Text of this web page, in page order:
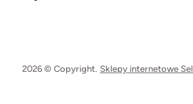
2026 © Copyright. Sklepy internetowe